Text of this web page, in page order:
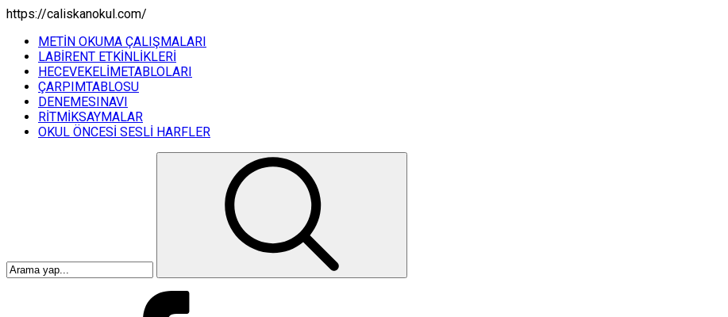
https://caliskanokul.com/
METİN OKUMA ÇALIŞMALARI
LABİRENT ETKİNLİKLERİ
HECEVEKELİMETABLOLARI
ÇARPIMTABLOSU
DENEMESINAVI
RİTMİKSAYMALAR
OKUL ÖNCESİ SESLİ HARFLER